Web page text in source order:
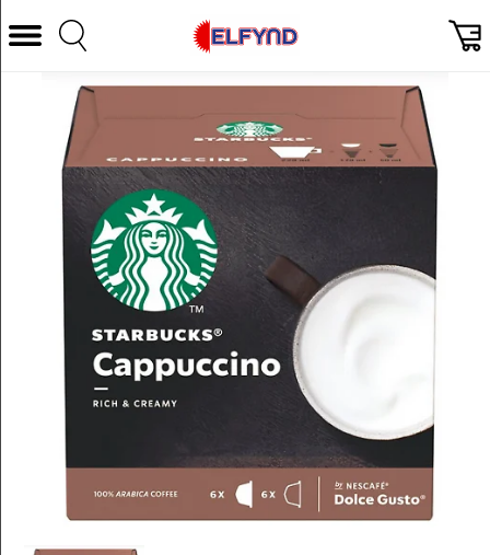
Välj Kategori
Datorer & Tillbehör
Hem och Hushåll
TV & Bild
Foto & Video
Ljud & HiFi
Mobil, Tele & GPS
Smart hem
Leksaker och Hobby